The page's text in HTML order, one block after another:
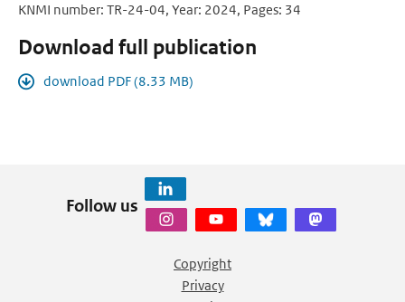
KNMI number: TR-24-04, Year: 2024, Pages: 34
Download full publication
download PDF (8.33 MB)
Follow us
Copyright
Privacy